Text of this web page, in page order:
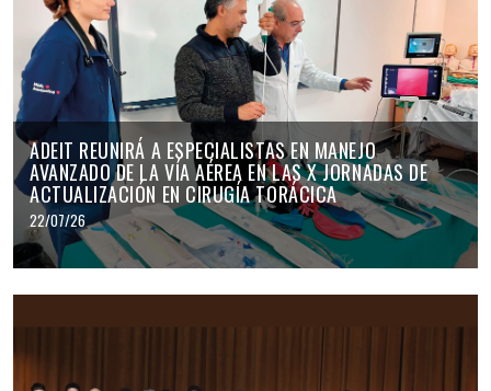
ADEIT REUNIRÁ A ESPECIALISTAS EN MANEJO
AVANZADO DE LA VÍA AÉREA EN LAS X JORNADAS DE
ACTUALIZACIÓN EN CIRUGÍA TORÁCICA
22/07/26